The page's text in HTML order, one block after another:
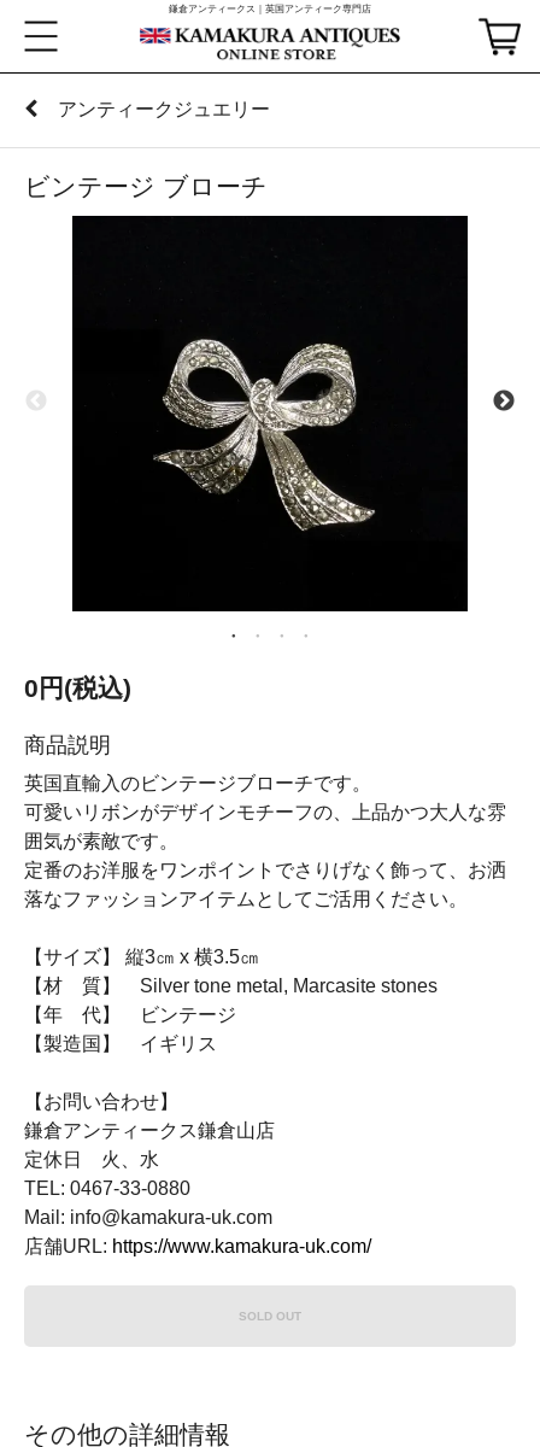
鎌倉アンティークス｜英国アンティーク専門店
アンティークジュエリー
ビンテージ ブローチ
0円(税込)
商品説明
英国直輸入のビンテージブローチです。
可愛いリボンがデザインモチーフの、上品かつ大人な雰
囲気が素敵です。
定番のお洋服をワンポイントでさりげなく飾って、お洒
落なファッションアイテムとしてご活用ください。
【サイズ】 縦3㎝ x 横3.5㎝
【材 質】 Silver tone metal, Marcasite stones
【年 代】 ビンテージ
【製造国】 イギリス
【お問い合わせ】
鎌倉アンティークス鎌倉山店
定休日 火、水
TEL: 0467-33-0880
Mail: info@kamakura-uk.com
店舗URL: https://www.kamakura-uk.com/
SOLD OUT
その他の詳細情報